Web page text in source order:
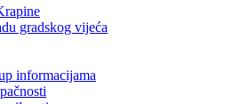
gradskog vijeća
informacijama